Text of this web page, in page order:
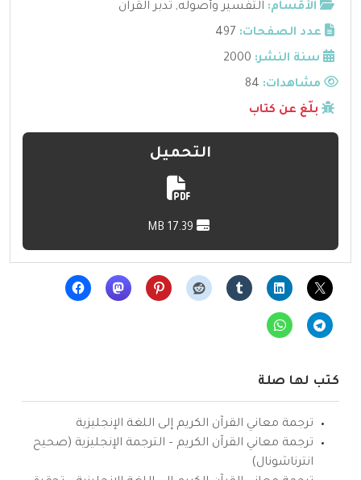
الأقسام: التفسير وأصوله, تدبر القرآن
عدد الصفحات: 497
سنة النشر: 2000
مشاهدات:
بلّغ عن كتاب
التحميل
كتب لها صلة
ترجمة معاني القرآن الكريم إلى اللغة الإنجليزية
ترجمة معاني القرآن الكريم – الترجمة الإنجليزية (صحيح
انترناشونال)